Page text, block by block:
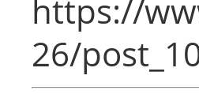
https://
26/